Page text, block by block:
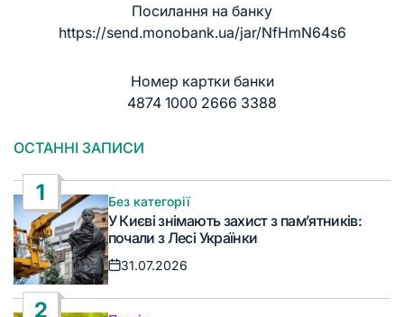
Посилання на банку
https://send.monobank.ua/jar/NfHmN64s6
Номер картки банки
4874 1000 2666 3388
ОСТАННІ ЗАПИСИ
1
Опублікувати
у
Без категорії
У Києві знімають захист з пам’ятників:
почали з Лесі Українки
Дата
31.07.2026
2